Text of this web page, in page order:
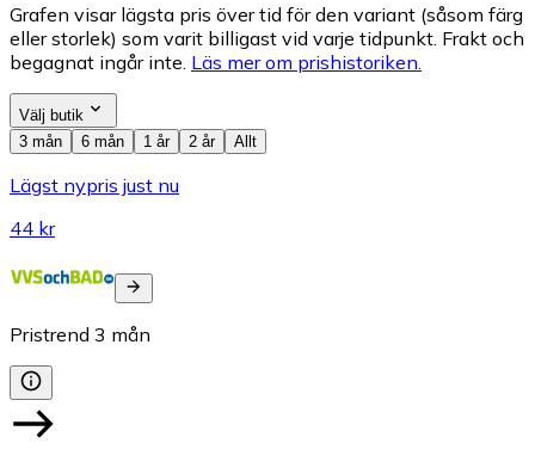
Grafen visar lägsta pris över tid för den variant (såsom färg
eller storlek) som varit billigast vid varje tidpunkt. Frakt och
begagnat ingår inte. Läs mer om prishistoriken.
Välj butik
3 mån
6 mån 1 år 2 år Allt
Lägst nypris just nu
44 kr
Pristrend 3 mån